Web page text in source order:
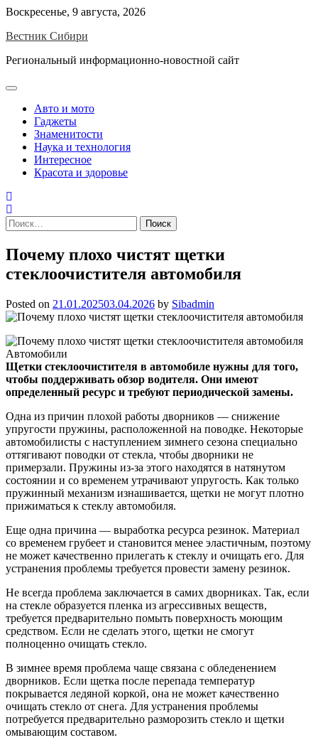
Skip
content
Воскресенье, 9 августа, 2026
Вестник Сибири
Региональный информационно-новостной сайт
Авто и мото
Гаджеты
Знаменитости
Наука и технология
Интересное
Красота и здоровье
Найти:
Почему плохо чистят щетки
стеклоочистителя автомобиля
Posted on 21.01.202503.04.2026 by Sibadmin
Щетки стеклоочистителя в автомобиле нужны для того,
чтобы поддерживать обзор водителя. Они имеют
определенный ресурс и требуют периодической замены.
Одна из причин плохой работы дворников — снижение
упругости пружины, расположенной на поводке. Некоторые
автомобилисты с наступлением зимнего сезона специально
оттягивают поводки от стекла, чтобы дворники не
примерзали. Пружины из-за этого находятся в натянутом
состоянии и со временем утрачивают упругость. Как только
пружинный механизм изнашивается, щетки не могут плотно
прижиматься к стеклу автомобиля.
Еще одна причина — выработка ресурса резинок. Материал
со временем грубеет и становится менее эластичным, поэтому
не может качественно прилегать к стеклу и очищать его. Для
устранения проблемы требуется провести замену резинок.
Не всегда проблема заключается в самих дворниках. Так, если
на стекле образуется пленка из агрессивных веществ,
требуется предварительно помыть поверхность моющим
средством. Если не сделать этого, щетки не смогут
полноценно очищать стекло.
В зимнее время проблема чаще связана с обледенением
дворников. Если щетка после перепада температур
покрывается ледяной коркой, она не может качественно
очищать стекло от снега. Для устранения проблемы
потребуется предварительно разморозить стекло и щетки
омывающим составом.